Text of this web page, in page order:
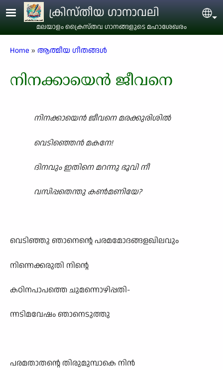
Skip to main contentക്രിസ്തീയ ഗാനാവലി
മലയാളം ക്രൈസ്തവ ഗാനങ്ങളുടെ മഹാശേഖരം
Breadcrumb
Home ആത്മീയ ഗീതങ്ങൾ
നിനക്കായെൻ ജീവനെ
നിനക്കായെൻ ജീവനെ മരക്കുരിശിൽ
വെടിഞ്ഞെൻ മകനേ!
ദിനവും ഇതിനെ മറന്നു ഭൂവി നീ
വസിപ്പതെന്തു കൺമണിയേ?
വെടിഞ്ഞു ഞാനെന്റെ പരമമോദങ്ങളഖിലവും
നിന്നെക്കരുതി നിന്റെ
കഠിനപാപത്തെ ചുമന്നൊഴിപ്പതി-
ന്നടിമവേഷം ഞാനെടുത്തു
പരമതാതന്റെ തിരുമുമ്പാകെ നിൻ